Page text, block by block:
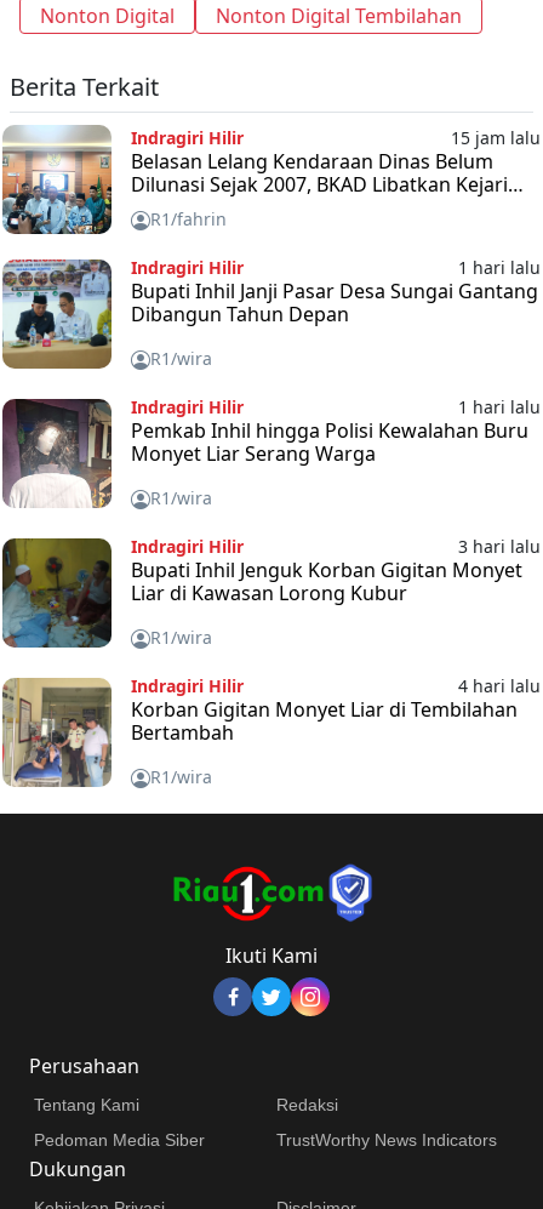
Nonton Digital Nonton Digital Tembilahan
Berita Terkait
Indragiri Hilir 15 jam lalu
Belasan Lelang Kendaraan Dinas Belum
Dilunasi Sejak 2007, BKAD Libatkan Kejari
InhilR1/fahrin
Indragiri Hilir 1 hari lalu
Bupati Inhil Janji Pasar Desa Sungai Gantang
Dibangun Tahun Depan
R1/wira
Indragiri Hilir 1 hari lalu
Pemkab Inhil hingga Polisi Kewalahan Buru
Monyet Liar Serang Warga
R1/wira
Indragiri Hilir 3 hari lalu
Bupati Inhil Jenguk Korban Gigitan Monyet
Liar di Kawasan Lorong Kubur
R1/wira
Indragiri Hilir 4 hari lalu
Korban Gigitan Monyet Liar di Tembilahan
Bertambah
R1/wira
Ikuti Kami
Perusahaan
Tentang Kami
Redaksi
Pedoman Media Siber
TrustWorthy News Indicators
Dukungan